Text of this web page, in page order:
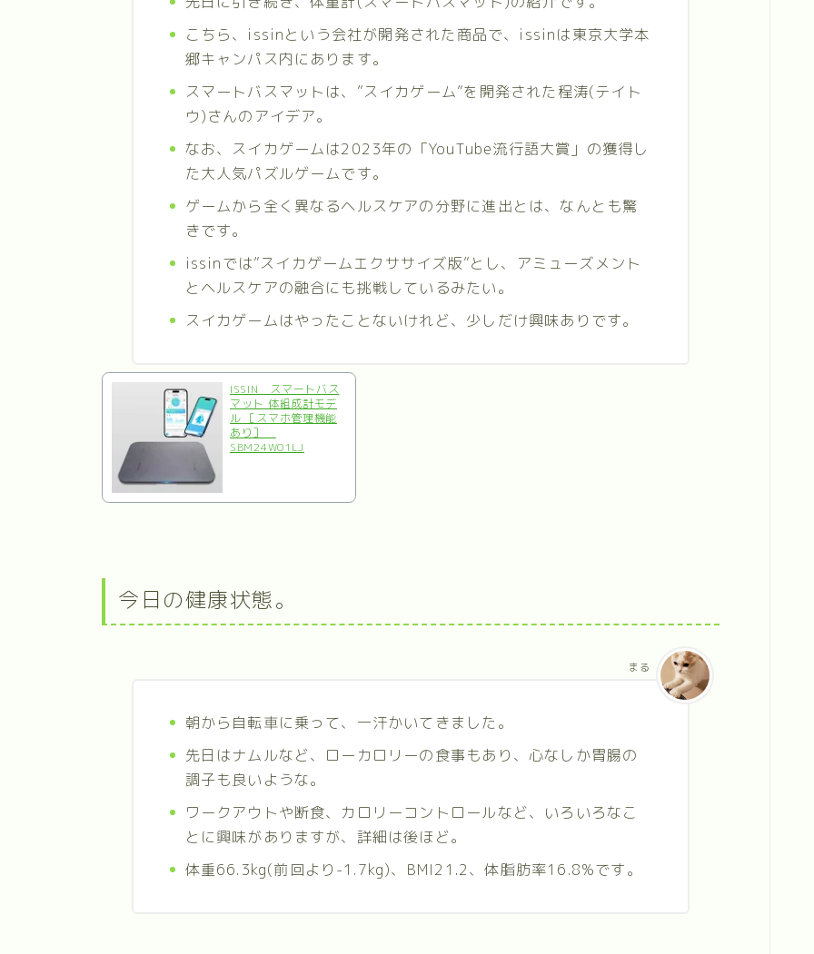
こちら、issinという会社が開発された商品で、issinは東京大学本
郷キャンパス内にあります。
スマートバスマットは、”スイカゲーム”を開発された程涛(テイト
ウ)さんのアイデア。
なお、スイカゲームは2023年の「YouTube流行語大賞」の獲得し
た大人気パズルゲームです。
ゲームから全く異なるヘルスケアの分野に進出とは、なんとも驚
きです。
issinでは”スイカゲームエクササイズ版”とし、アミューズメント
とヘルスケアの融合にも挑戦しているみたい。
スイカゲームはやったことないけれど、少しだけ興味ありです。
ISSIN スマートバス
マット 体組成計モデ
ル ［スマホ管理機能
あり］
SBM24W01LJ
今日の健康状態。
朝から自転車に乗って、一汗かいてきました。
先日はナムルなど、ローカロリーの食事もあり、心なしか胃腸の
調子も良いような。
ワークアウトや断食、カロリーコントロールなど、いろいろなこ
とに興味がありますが、詳細は後ほど。
体重66.3kg(前回より-1.7kg)、BMI21.2、体脂肪率16.8%です。
まる